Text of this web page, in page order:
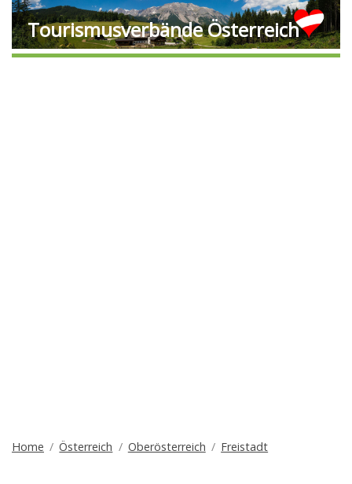
Tourismusverbände Österreich
Home Österreich Oberösterreich Freistadt